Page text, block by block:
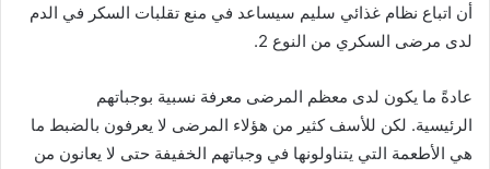
أن اتباع نظام غذائي سليم سيساعد في منع تقلبات السكر في الدم
لدى مرضى السكري من النوع 2.
عادةً ما يكون لدى معظم المرضى معرفة نسبية بوجباتهم
الرئيسية. لكن للأسف كثير من هؤلاء المرضى لا يعرفون بالضبط ما
هي الأطعمة التي يتناولونها في وجباتهم الخفيفة حتى لا يعانون من